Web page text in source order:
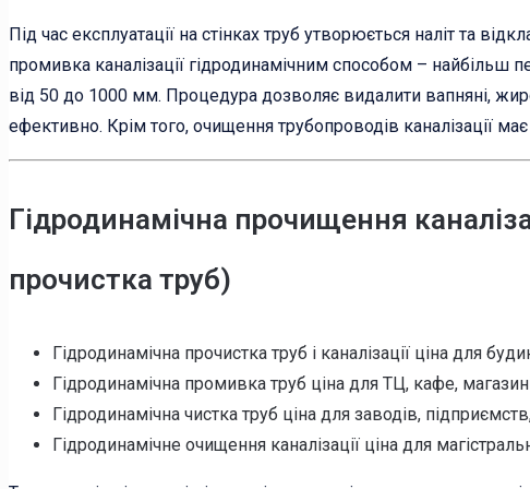
Під час експлуатації на стінках труб утворюється наліт та
промивка каналізації гідродинамічним способом – найбільш
від 50 до 1000 мм. Процедура дозволяє видалити вапняні,
ефективно. Крім того, очищення трубопроводів каналізації
Гідродинамічна прочищення
прочистка труб)
Гідродинамічна прочистка труб і каналізації ціна для
Гідродинамічна промивка труб ціна для ТЦ, кафе,
Гідродинамічна чистка труб ціна для заводів,
Гідродинамічне очищення каналізації ціна для